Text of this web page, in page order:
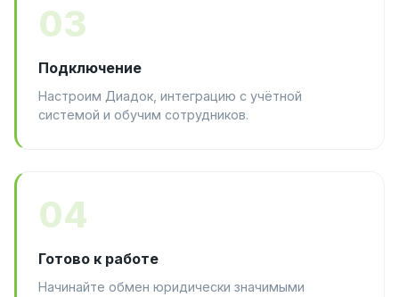
03
Подключение
Настроим Диадок, интеграцию с учётной
системой и обучим сотрудников.
04
Готово к работе
Начинайте обмен юридически значимыми